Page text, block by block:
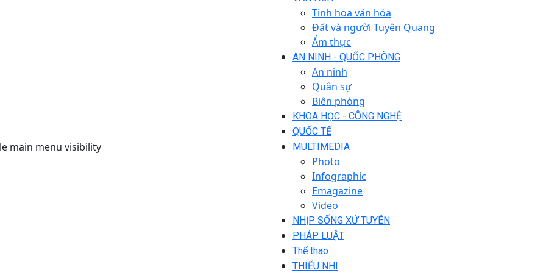
main menu visibility
Tinh hoa văn hóa
Đất và người Tuyên Quang
Ẩm thực
AN NINH - QUỐC PHÒNG
An ninh
Quân sự
Biên phòng
KHOA HỌC - CÔNG NGHỆ
QUỐC TẾ
MULTIMEDIA
Photo
Infographic
Emagazine
Video
NHỊP SỐNG XỨ TUYÊN
PHÁP LUẬT
Thể thao
THIẾU NHI